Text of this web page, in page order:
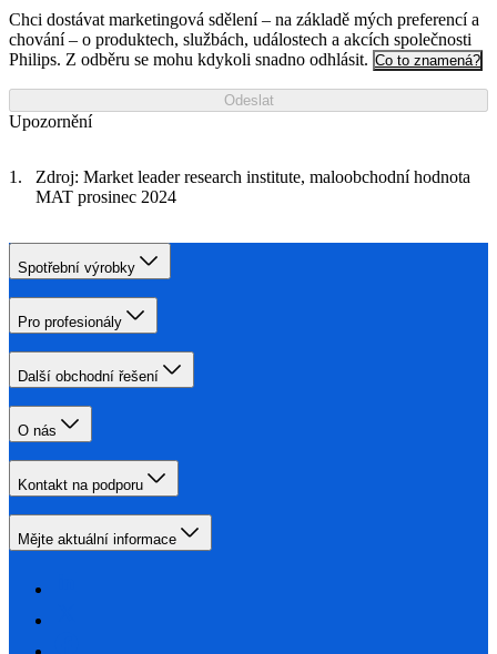
Chci dostávat marketingová sdělení – na základě mých preferencí a
chování – o produktech, službách, událostech a akcích společnosti
Philips. Z odběru se mohu kdykoli snadno odhlásit. Co to znamená?
Odeslat
Upozornění
Zdroj: Market leader research institute, maloobchodní hodnota
MAT prosinec 2024
Spotřební výrobky
Pro profesionály
Další obchodní řešení
O nás
Kontakt na podporu
Mějte aktuální informace